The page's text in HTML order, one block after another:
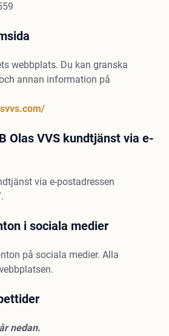
webbplats. Du kan granska
annan information på
Olas VVS kundtjänst via e-
via e-postadressen
i sociala medier
på sociala medier. Alla
nedan.